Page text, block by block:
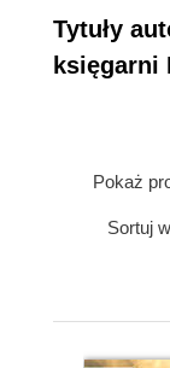
Tytuły
księgarni
Pokaż
Sortuj